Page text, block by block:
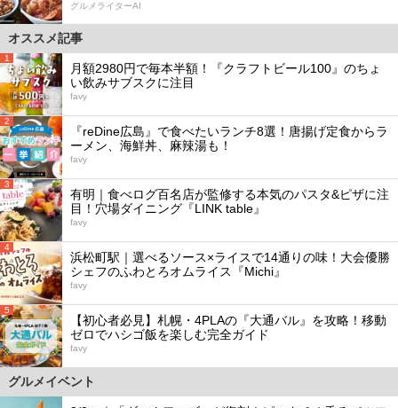
グルメライターAI
オススメ記事
1
月額2980円で毎本半額！『クラフトビール100』のちょ
い飲みサブスクに注目
favy
2
『reDine広島』で食べたいランチ8選！唐揚げ定食からラ
ーメン、海鮮丼、麻辣湯も！
favy
3
有明｜食べログ百名店が監修する本気のパスタ&ピザに注
目！穴場ダイニング『LINK table』
favy
4
浜松町駅｜選べるソース×ライスで14通りの味！大会優勝
シェフのふわとろオムライス『Michi』
favy
5
【初心者必見】札幌・4PLAの『大通バル』を攻略！移動
ゼロでハシゴ飯を楽しむ完全ガイド
favy
グルメイベント